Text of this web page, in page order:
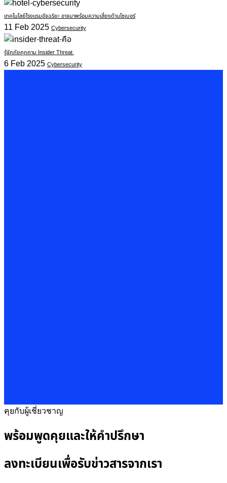
เทคโนโลยีโรงแรมอัจฉริยะ อาจมาพร้อมความเสี่ยงด้านไซเบอร์
11 Feb 2025 Cybersecurity
รู้จักภัยคุกคาม Insider Threat
6 Feb 2025 Cybersecurity
คุยกับผู้เชี่ยวชาญ
พร้อมพูดคุยและให้คำปรึกษา
ลงทะเบียนเพื่อรับข่าวสารจากเรา